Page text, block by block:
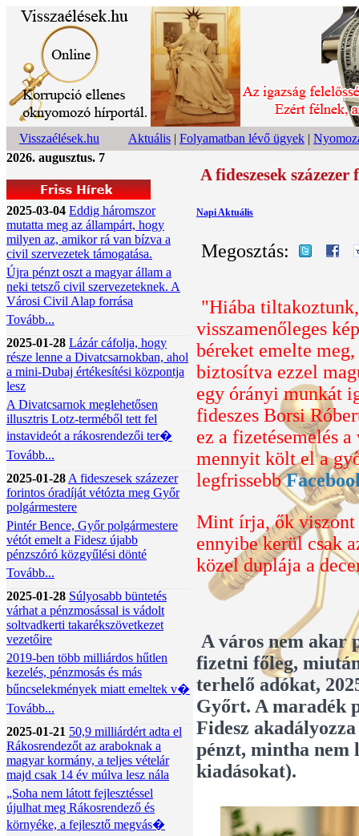
Visszaélések.hu Aktuális | Folyamatban lévő ügyek |
2026. augusztus. 7
2025-03-04 Eddig háromszor
mutatta meg az állampárt, hogy
milyen az, amikor rá van bízva a
civil szervezetek támogatása.
Újra pénzt oszt a magyar állam a
neki tetsző civil szervezeteknek. A
Városi Civil Alap forrása
Tovább...
2025-01-28 Lázár cáfolja, hogy
része lenne a Divatcsarnokban, ahol
a mini-Dubaj értékesítési központja
lesz
A Divatcsarnok meglehetősen
illusztris Lotz-terméből tett fel
instavideót a rákosrendezői ter�
Tovább...
2025-01-28 A fideszesek százezer
forintos óradíját vétózta meg Győr
polgármestere
Pintér Bence, Győr polgármestere
vétót emelt a Fidesz újabb
pénzszóró közgyűlési dönté
Tovább...
2025-01-28 Súlyosabb büntetés
várhat a pénzmosással is vádolt
soltvadkerti takarékszövetkezet
vezetőire
2019-ben több milliárdos hűtlen
kezelés, pénzmosás és más
bűncselekmények miatt emeltek v�
Tovább...
2025-01-21 50,9 milliárdért adta el
Rákosrendezőt az araboknak a
magyar kormány, a teljes vételár
majd csak 14 év múlva lesz nála
„Soha nem látott fejlesztéssel
újulhat meg Rákosrendező és
környéke, a fejlesztő megvás�
A fideszesek
Napi Aktuális
Megosztás:
"Hiába
visszamenőleges
béreket emelte
biztosítva ezzel
egy órányi munkát
fideszes Borsi
ez a fizetésemelés
mennyit költ el a
legfrissebb
Mint írja, ők
ennyibe kerül csak
közel duplája a
A város nem akar
fizetni főleg,
terhelő adókat,
Győrt. A maradék
Fidesz
pénzt, mintha nem
kiadásokat).